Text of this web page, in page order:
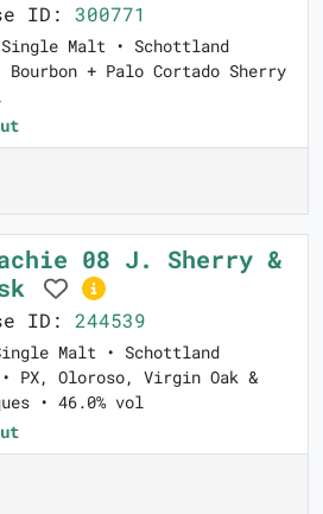
ID: 300771
Malt • Schottland
+ Palo Cortado Sherry
08 J. Sherry &
ID: 244539
Malt • Schottland
PX, Oloroso, Virgin Oak &
• 46.0% vol